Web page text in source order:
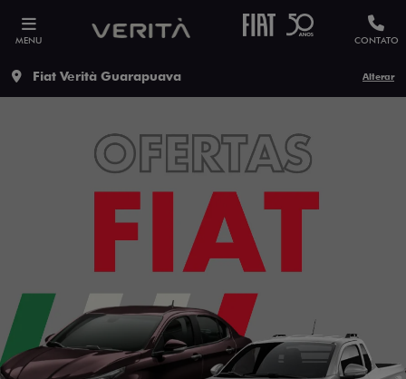
MENU CONTATO
Fiat Verità Guarapuava Alterar